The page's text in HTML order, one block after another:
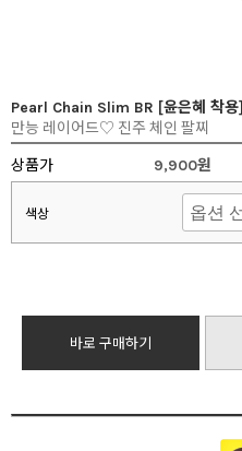
Pearl Chain Slim BR [윤은혜 착용]
만능 레이어드♡ 진주 체인 팔찌
상품가
9,900원
색상
바로 구매하기